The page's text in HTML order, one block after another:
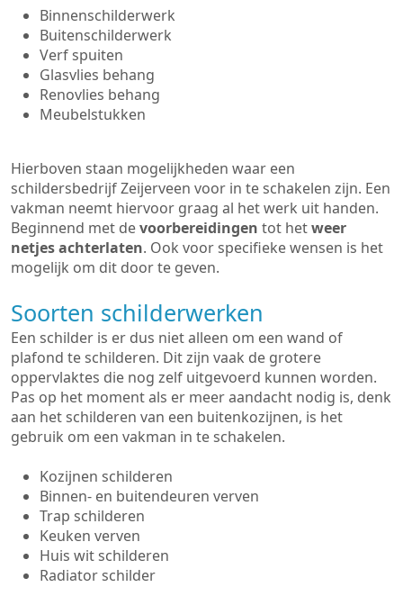
Binnenschilderwerk
Buitenschilderwerk
Verf spuiten
Glasvlies behang
Renovlies behang
Meubelstukken
Hierboven staan mogelijkheden waar een
schildersbedrijf Zeijerveen voor in te schakelen zijn. Een
vakman neemt hiervoor graag al het werk uit handen.
Beginnend met devoorbereidingen tot hetweer
netjes achterlaten. Ook voor specifieke wensen is het
mogelijk om dit door te geven.
Soorten schilderwerken
Een schilder is er dus niet alleen om een wand of
plafond te schilderen. Dit zijn vaak de grotere
oppervlaktes die nog zelf uitgevoerd kunnen worden.
Pas op het moment als er meer aandacht nodig is, denk
aan het schilderen van een buitenkozijnen, is het
gebruik om een vakman in te schakelen.
Kozijnen schilderen
Binnen- en buitendeuren verven
Trap schilderen
Keuken verven
Huis wit schilderen
Radiator schilder